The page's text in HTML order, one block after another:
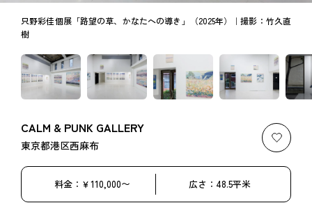
お
CALM & PUNK GALLERY
東京都港区西麻布
料金：￥110,000〜 広さ：48.5平米
只野彩佳個展「路望の草、かなたへの導き」（2025年）｜撮影：竹久直
樹